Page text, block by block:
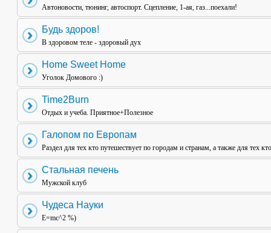
Автоновости, тюнинг, автоспорт. Сцепление, 1-ая, газ...поехали!
Будь здоров!
В здоровом теле - здоровый дух
Home Sweet Home
Уголок Домового :)
Time2Burn
Отдых и учеба. Приятное+Полезное
Галопом по Европам
Раздел для тех кто путешествует по городам и странам, а также для тех
Стальная печень
Мужской клуб
Чудеса Науки
E=mc^2 %)